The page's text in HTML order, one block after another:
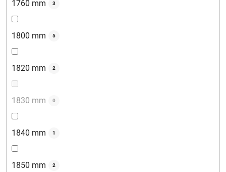
1760 mm 3
1800 mm 5
1820 mm 2
1830 mm 0
1840 mm 1
1850 mm 2